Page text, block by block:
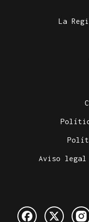
La
Aviso legal